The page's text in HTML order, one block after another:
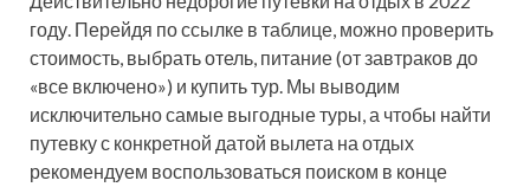
году. Перейдя по ссылке в таблице, можно проверить
стоимость, выбрать отель, питание (от завтраков до
«все включено») и купить тур. Мы выводим
исключительно самые выгодные туры, а чтобы найти
путевку с конкретной датой вылета на отдых
рекомендуем воспользоваться поиском в конце